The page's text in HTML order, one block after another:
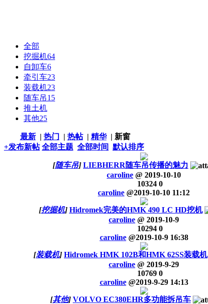
全部
挖掘机64
自卸车6
牵引车23
装载机23
随车吊15
推土机
其他25
最新 | 热门 | 热帖 | 精华 | 新窗
+发布新帖 全部主题 全部时间 默认排序
[随车吊] LIEBHERR随车吊传播的魅力
caroline @ 2019-10-10
10324 0
caroline @2019-10-10 11:12
[挖掘机] Hidromek完美的HMK 490 LC HD挖机
caroline @ 2019-10-9
10294 0
caroline @2019-10-9 16:38
[装载机] Hidromek HMK 102B和HMK 62SS装载机
caroline @ 2019-9-29
10769 0
caroline @2019-9-29 14:13
[其他] VOLVO EC380EHR多功能拆吊车